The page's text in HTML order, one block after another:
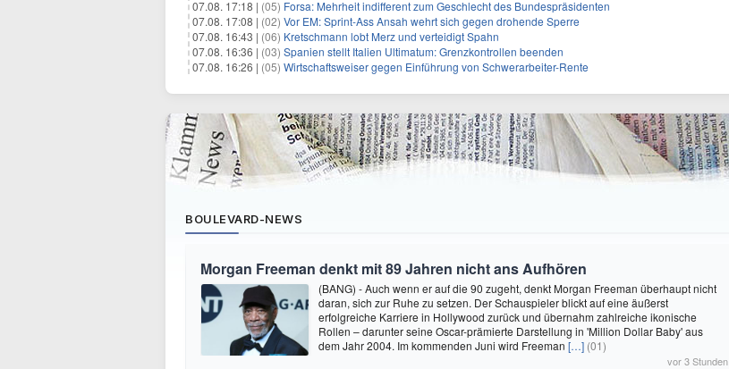
07.08. 17:18 | (05) Forsa: Mehrheit indifferent zum Geschlecht des Bundespräsidenten
07.08. 17:08 | (02) Vor EM: Sprint-Ass Ansah wehrt sich gegen drohende Sperre
07.08. 16:43 | (06) Kretschmann lobt Merz und verteidigt Spahn
07.08. 16:36 | (03) Spanien stellt Italien Ultimatum: Grenzkontrollen beenden
07.08. 16:26 | (05) Wirtschaftsweiser gegen Einführung von Schwerarbeiter-Rente
BOULEVARD-NEWS
Morgan Freeman denkt mit 89 Jahren nicht ans Aufhören
(BANG) - Auch wenn er auf die 90 zugeht, denkt Morgan Freeman überhaupt nicht
daran, sich zur Ruhe zu setzen. Der Schauspieler blickt auf eine äußerst
erfolgreiche Karriere in Hollywood zurück und übernahm zahlreiche ikonische
Rollen – darunter seine Oscar-prämierte Darstellung in 'Million Dollar Baby' aus
dem Jahr 2004. Im kommenden Juni wird Freeman […] (01)
vor 3 Stunden